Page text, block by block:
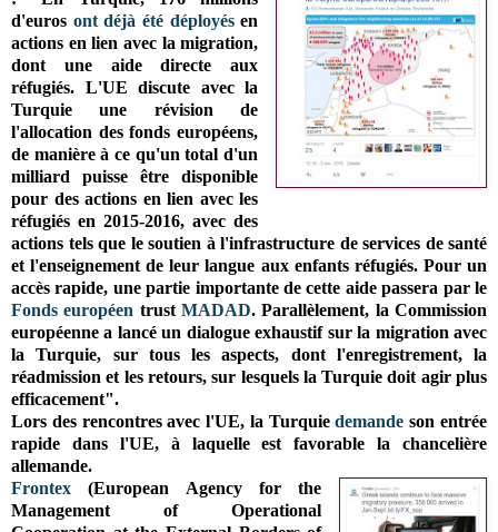
d'euros ont déjà été déployésen
actions en lien avec la migration,
dont une aide directe aux
réfugiés. L'UE discute avec la
Turquie une révision de
l'allocation des fonds européens,
de manière à ce qu'un total d'un
milliard puisse être disponible
pour des actions en lien avec les
réfugiés en 2015-2016, avec des
actions tels que le soutien à l'infrastructure de services de santé
et l'enseignement de leur langue aux enfants réfugiés. Pour un
accès rapide, une partie importante de cette aide passera par le
Fonds européen trustMADAD. Parallèlement, la Commission
européenne a lancé un dialogue exhaustif sur la migration avec
la Turquie, sur tous les aspects, dont l'enregistrement, la
réadmission et les retours, sur lesquels la Turquie doit agir plus
efficacement".
Lors des rencontres avec l'UE, la Turquiedemande son entrée
rapide dans l'UE, à laquelle est favorable la chancelière
allemande.
Frontex (European Agency for the
Management of Operational